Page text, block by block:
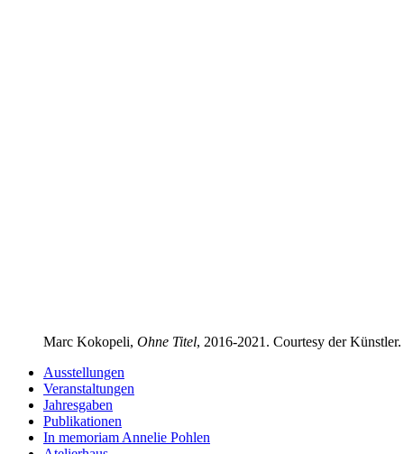
Marc Kokopeli, Ohne Titel, 2016-2021. Courtesy der Künstler.
Ausstellungen
Veranstaltungen
Jahresgaben
Publikationen
In memoriam Annelie Pohlen